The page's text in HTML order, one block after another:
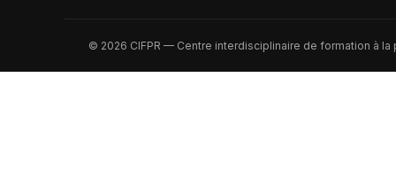
© 2026 CIFPR — Centre interdisciplinaire de formation à la